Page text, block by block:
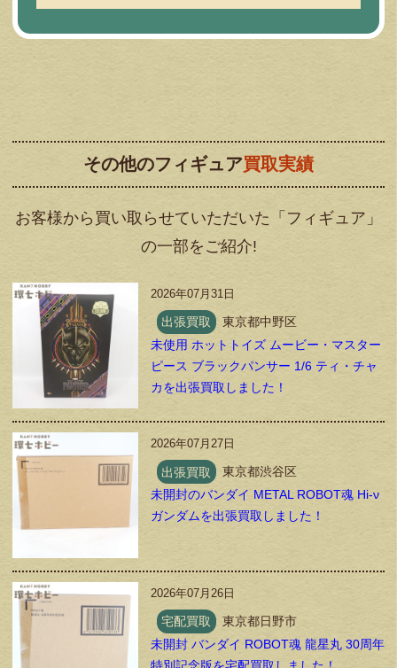
その他のフィギュア買取実績
お客様から買い取らせていただいた「フィギュア」
の一部をご紹介!
2026年07月31日
出張買取
東京都中野区
未使用 ホットトイズ ムービー・マスター
ピース ブラックパンサー 1/6 ティ・チャ
カを出張買取しました！
2026年07月27日
出張買取
東京都渋谷区
未開封のバンダイ METAL ROBOT魂 Hi-ν
ガンダムを出張買取しました！
2026年07月26日
宅配買取
東京都日野市
未開封 バンダイ ROBOT魂 龍星丸 30周年
特別記念版を宅配買取しました！